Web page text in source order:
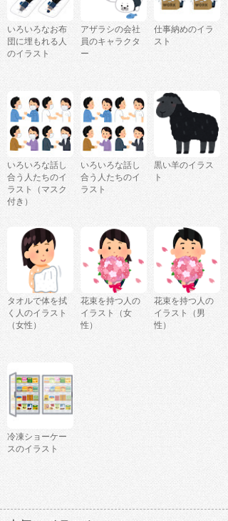
いろいろなお布
団に埋もれる人
のイラスト
アザラシの会社
員のキャラクタ
ー
仕事納めのイラ
スト
いろいろな話し
合う人たちのイ
ラスト（マスク
付き）
いろいろな話し
合う人たちのイ
ラスト
黒い羊のイラス
ト
タオルで体を拭
く人のイラスト
（女性）
花束を持つ人の
イラスト（女
性）
花束を持つ人の
イラスト（男
性）
冷凍ショーケー
スのイラスト